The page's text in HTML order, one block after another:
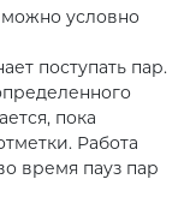
условно
поступать пар.
пока
Работа
время пауз пар